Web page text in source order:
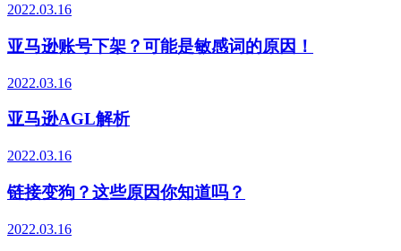
2022.03.16
亚马逊账号下架？可能是敏感词的原因！
2022.03.16
亚马逊AGL解析
2022.03.16
链接变狗？这些原因你知道吗？
2022.03.16